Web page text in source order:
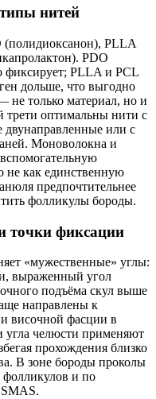
нитей
PLLA
PDO
фиксирует; PLLA и PCL
дольше, что выгодно
только материал, но и
трети оптимальны нити с
или с
Моноволокна и
как единственную
предпочтительнее
фолликулы бороды.
точки фиксации
«мужественные» углы:
выраженный угол
подъёма скул выше
направлены к
височной фасции в
угла челюсти применяют
прохождения близко
В зоне бороды проколы
и по